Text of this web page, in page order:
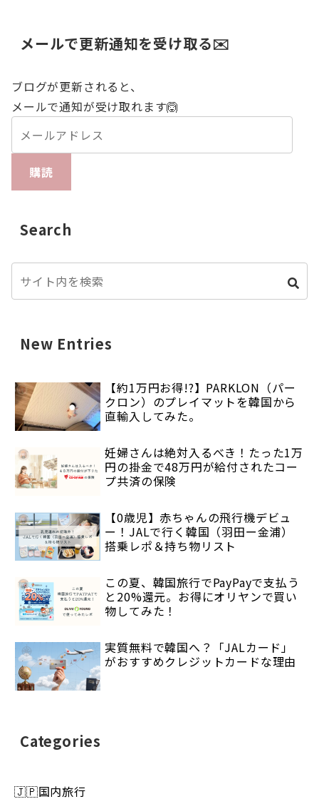
メールで更新通知を受け取る✉️
ブログが更新されると、
メールで通知が受け取れます🙆
購読
Search
New Entries
【約1万円お得!?】PARKLON（パー
クロン）のプレイマットを韓国から
直輸入してみた。
妊婦さんは絶対入るべき！たった1万
円の掛金で48万円が給付されたコー
プ共済の保険
【0歳児】赤ちゃんの飛行機デビュ
ー！JALで行く韓国（羽田ー金浦）
搭乗レポ＆持ち物リスト
この夏、韓国旅行でPayPayで支払う
と20%還元。お得にオリヤンで買い
物してみた！
実質無料で韓国へ？「JALカード」
がおすすめクレジットカードな理由
Categories
🇯🇵国内旅行